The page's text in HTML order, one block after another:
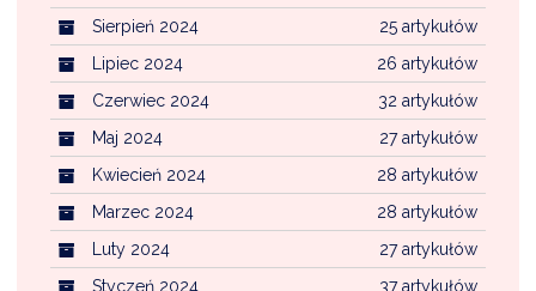
25 artykułów
Sierpień 2024
26 artykułów
Lipiec 2024
32 artykułów
Czerwiec 2024
27 artykułów
Maj 2024
28 artykułów
Kwiecień 2024
28 artykułów
Marzec 2024
27 artykułów
Luty 2024
37 artykułów
Styczeń 2024